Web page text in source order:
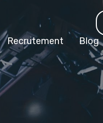
Recrutement Blog